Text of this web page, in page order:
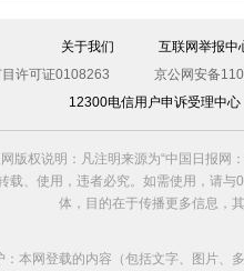
关于我们 互联网举报中
许可证0108263
京公网安备
12300电信用户申诉受理中心
版权说明：凡注明来源为“中国日报网
载、使用，违者必究。如需使用，请
体，目的在于传播更多信息，
：本网登载的内容（包括文字、图片、